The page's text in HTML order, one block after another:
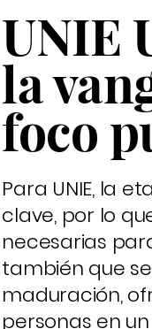
UNIE
la
foco
Para UNIE, la
clave, por lo
necesarias
también que
maduración,
personas en